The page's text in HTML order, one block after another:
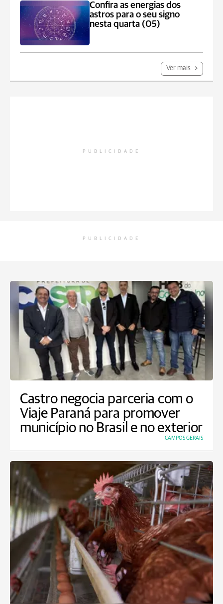
Confira as energias dos
astros para o seu signo
nesta quarta (05)
Ver mais
PUBLICIDADE
PUBLICIDADE
Castro negocia parceria com o
Viaje Paraná para promover
município no Brasil e no exterior
CAMPOS GERAIS